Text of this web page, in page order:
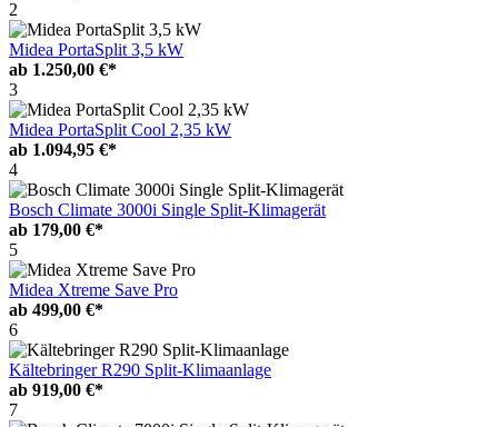
2
Midea PortaSplit 3,5 kW
ab 1.250,00 €*
3
Midea PortaSplit Cool 2,35 kW
ab 1.094,95 €*
4
Bosch Climate 3000i Single Split-Klimagerät
ab 179,00 €*
5
Midea Xtreme Save Pro
ab 499,00 €*
6
Kältebringer R290 Split-Klimaanlage
ab 919,00 €*
7